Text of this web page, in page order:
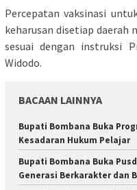
Percepatan vaksinasi
keharusan disetiap daerah
sesuai dengan instruksi
Widodo.
BACAAN LAINNYA
Bupati Bombana Buka
Kesadaran Hukum Pelajar
Bupati Bombana Buka
Generasi Berkarakter dan